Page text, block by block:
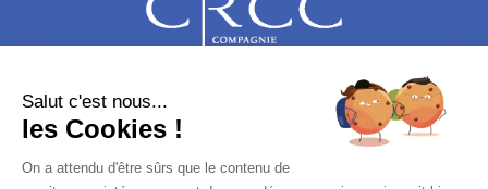
Salut c'est nous...
les Cookies !
On a attendu d'être sûrs que le contenu de